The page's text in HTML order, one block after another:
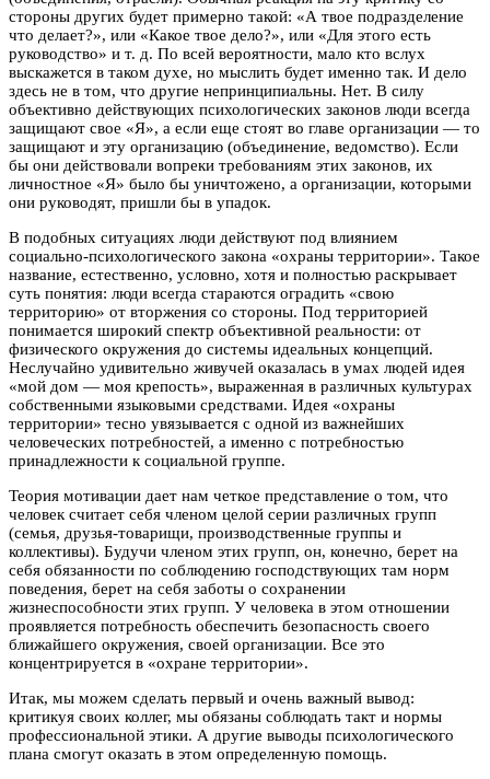
стороны других будет примерно такой: «А твое подразделение
что делает?», или «Какое твое дело?», или «Для этого есть
руководство» и т. д. По всей вероятности, мало кто вслух
выскажется в таком духе, но мыслить будет именно так. И дело
здесь не в том, что другие непринципиальны. Нет. В силу
объективно действующих психологических законов люди всегда
защищают свое «Я», а если еще стоят во главе организации — то
защищают и эту организацию (объединение, ведомство). Если
бы они действовали вопреки требованиям этих законов, их
личностное «Я» было бы уничтожено, а организации, которыми
они руководят, пришли бы в упадок.
В подобных ситуациях люди действуют под влиянием
социально-психологического закона «охраны территории». Такое
название, естественно, условно, хотя и полностью раскрывает
суть понятия: люди всегда стараются оградить «свою
территорию» от вторжения со стороны. Под территорией
понимается широкий спектр объективной реальности: от
физического окружения до системы идеальных концепций.
Неслучайно удивительно живучей оказалась в умах людей идея
«мой дом — моя крепость», выраженная в различных культурах
собственными языковыми средствами. Идея «охраны
территории» тесно увязывается с одной из важнейших
человеческих потребностей, а именно с потребностью
принадлежности к социальной группе.
Теория мотивации дает нам четкое представление о том, что
человек считает себя членом целой серии различных групп
(семья, друзья-товарищи, производственные группы и
коллективы). Будучи членом этих групп, он, конечно, берет на
себя обязанности по соблюдению господствующих там норм
поведения, берет на себя заботы о сохранении
жизнеспособности этих групп. У человека в этом отношении
проявляется потребность обеспечить безопасность своего
ближайшего окружения, своей организации. Все это
концентрируется в «охране территории».
Итак, мы можем сделать первый и очень важный вывод:
критикуя своих коллег, мы обязаны соблюдать такт и нормы
профессиональной этики. А другие выводы психологического
плана смогут оказать в этом определенную помощь.